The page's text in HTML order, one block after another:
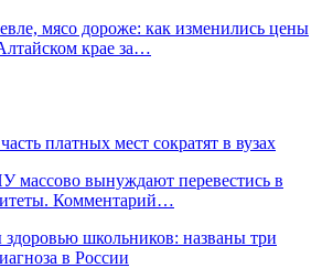
мясо дороже: как изменились цены
крае за…
платных мест сократят в вузах
массово вынуждают перевестись в
Комментарий…
здоровью школьников: названы три
в России